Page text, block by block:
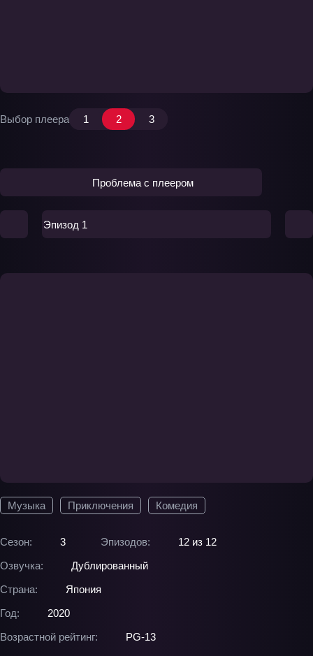
Музыка Приключения Комедия
Сезон: 3 Эпизодов:
12 из 12
Озвучка:
Дублированный
Страна:
Япония
Год:
2020
Возрастной рейтинг:
PG-13
Выбор плеера 1 2 3
Проблема с плеером
Эпизод 1